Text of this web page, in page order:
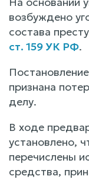
возбуждено
состава
ст. 159 УК РФ.
признана
делу.
В ходе
установлено,
перечислены
средства,